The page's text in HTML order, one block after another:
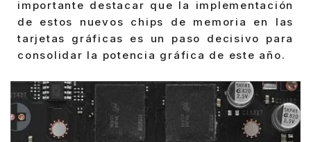
importante destacar que la implementación
de estos nuevos chips de memoria en las
tarjetas gráficas es un paso decisivo para
consolidar la potencia gráfica de este año.